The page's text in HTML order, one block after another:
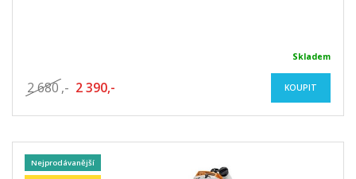
Skladem
2 680 ,- 2 390,- KOUPIT
Nejprodávanější